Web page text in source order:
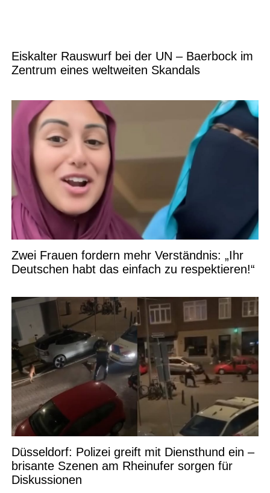
Eiskalter Rauswurf bei der UN – Baerbock im
Zentrum eines weltweiten Skandals
Zwei Frauen fordern mehr Verständnis: „Ihr
Deutschen habt das einfach zu respektieren!“
Düsseldorf: Polizei greift mit Diensthund ein –
brisante Szenen am Rheinufer sorgen für
Diskussionen